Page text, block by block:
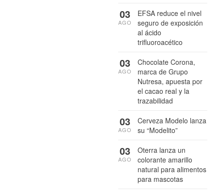
EFSA reduce el nivel
seguro de exposición
al ácido
trifluoroacético
03
AGO
Chocolate Corona,
marca de Grupo
Nutresa, apuesta por
el cacao real y la
trazabilidad
03
AGO
Cerveza Modelo lanza
su “Modelito”
03
AGO
Oterra lanza un
colorante amarillo
natural para alimentos
para mascotas
03
AGO